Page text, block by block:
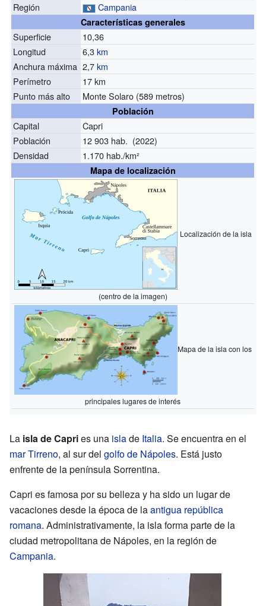
Región
Campania
Características generales
Superficie
10,36
Longitud
6,3km
Anchura máxima 2,7km
Perímetro
17 km
Punto más alto
Monte Solaro (589 metros)
Población
Capital
Capri
Población
12 903 hab. (2022)
Densidad
1.170 hab./km²
Mapa de localización
Localización de la isla
(centro de la imagen)
Mapa de la isla con los
principales lugares de interés
La isla de Capries una islade Italia. Se encuentra en el
mar Tirreno, al sur del golfo de Nápoles. Está justo
enfrente de la península Sorrentina.
Capri es famosa por su belleza y ha sido un lugar de
vacaciones desde la época de laantigua república
romana. Administrativamente, la isla forma parte de la
ciudad metropolitana de Nápoles, en la región de
Campania.